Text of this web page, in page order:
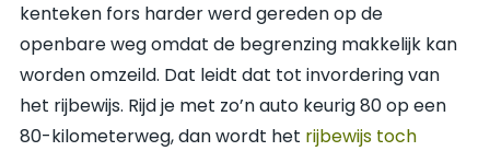
kenteken fors harder werd gereden op de
openbare weg omdat de begrenzing makkelijk kan
worden omzeild. Dat leidt dat tot invordering van
het rijbewijs. Rijd je met zo’n auto keurig 80 op een
80-kilometerweg, dan wordt het rijbewijs toch